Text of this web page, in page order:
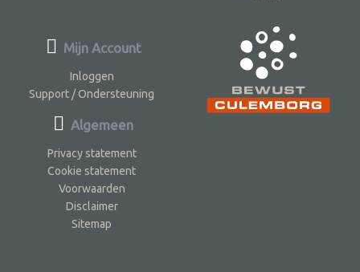
Mijn Account
Inloggen
Support / Ondersteuning
Algemeen
Privacy statement
Cookie statement
Voorwaarden
Disclaimer
Sitemap